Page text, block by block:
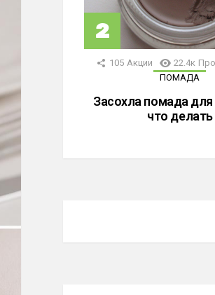
105 Акции 22.4к
ПОМАДА
Засохла помада для
что делать